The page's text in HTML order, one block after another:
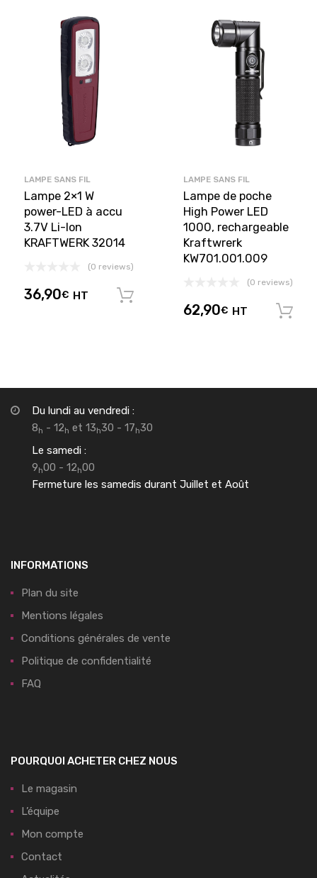
LAMPE SANS FIL
Lampe 2×1 W
power-LED à accu
3.7V Li-Ion
KRAFTWERK 32014
(0 reviews)
36,90€ HT
LAMPE SANS FIL
Lampe de poche
High Power LED
1000, rechargeable
Kraftwrerk
KW701.001.009
(0 reviews)
62,90€ HT
Du lundi au vendredi :
8h - 12h et 13h30 - 17h30
Le samedi :
9h00 - 12h00
Fermeture les samedis durant Juillet et Août
INFORMATIONS
Plan du site
Mentions légales
Conditions générales de vente
Politique de confidentialité
FAQ
POURQUOI ACHETER CHEZ NOUS
Le magasin
L’équipe
Mon compte
Contact